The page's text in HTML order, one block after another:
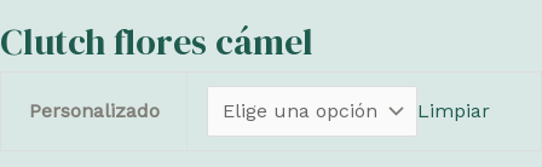
Clutch flores cámel
Personalizado Limpiar